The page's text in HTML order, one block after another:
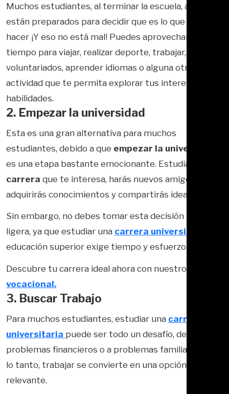
Muchos estudiantes, al terminar la escuela, aún no
están preparados para decidir que es lo que quieren
hacer ¡Y eso no está mal! Puedes aprovechar ese
tiempo para viajar, realizar deporte, trabajar, hacer
voluntariados, aprender idiomas o alguna otra
actividad que te permita explorar tus intereses y
habilidades.
2. Empezar la universidad
Esta es una gran alternativa para muchos
estudiantes, debido a que empezar la universidad
es una etapa bastante emocionante. Estudiarás la
carrera que te interesa, harás nuevos amigos,
adquirirás conocimientos y compartirás ideas.
Sin embargo, no debes tomar esta decisión a la
ligera, ya que estudiar una carrera universitaria
educación superior exige tiempo y esfuerzo.
Descubre tu carrera ideal ahora con nuestro
vocacional.
3. Buscar Trabajo
Para muchos estudiantes, estudiar una carrera
universitaria puede ser todo un desafío, debido a
problemas financieros o a problemas familiares, por
lo tanto, trabajar se convierte en una opción más
relevante.